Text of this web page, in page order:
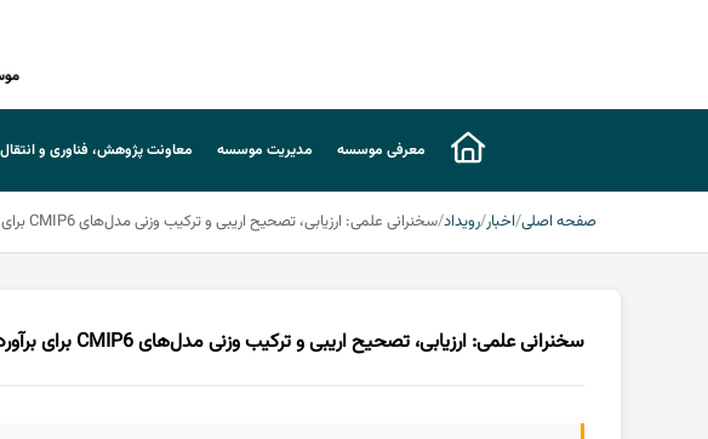
معرفی موسسه مدیریت موسسه معاونت پژوهش، فناوری و
صفحه اصلی اخبار رویداد سخنرانی علمی: ارزیابی، تصحیح اریبی و ترکیب وزنی مدل‌های CMIP6 برای برآورد پارامترهای اقلیمی تحت سناریوهای مختلف
سخنرانی علمی: ارزیابی، تصحیح اریبی و ترکیب وزنی مدل‌های CMIP6 برای برآورد پارامترهای اقلیمی تحت سناریوهای مختلف